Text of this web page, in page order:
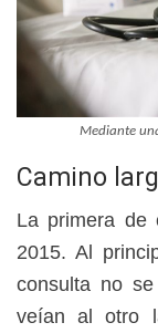
Mediante
Camino
La primera de
2015.Al
consulta no
veían al otro